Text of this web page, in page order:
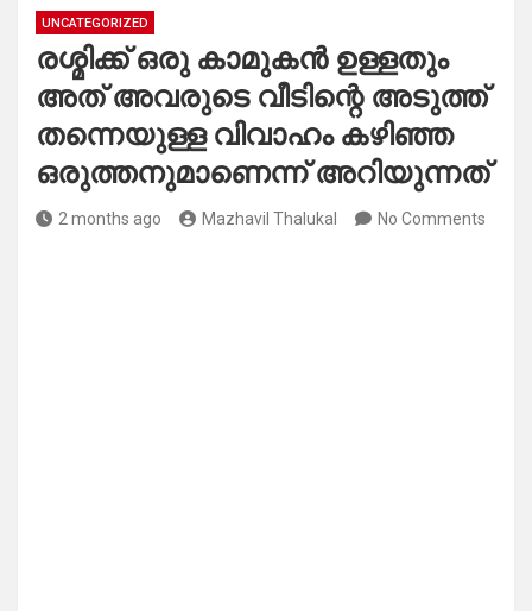
UNCATEGORIZED
രശ്മിക്ക് ഒരു കാമുകൻ ഉള്ളതും
അത് അവരുടെ വീടിന്റെ അടുത്ത്
തന്നെയുള്ള വിവാഹം കഴിഞ്ഞ
ഒരുത്തനുമാണെന്ന് അറിയുന്നത്
2 months ago Mazhavil Thalukal No Comments